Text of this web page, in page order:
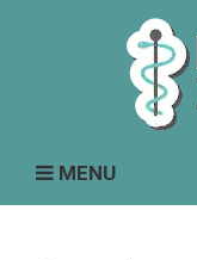
MENU